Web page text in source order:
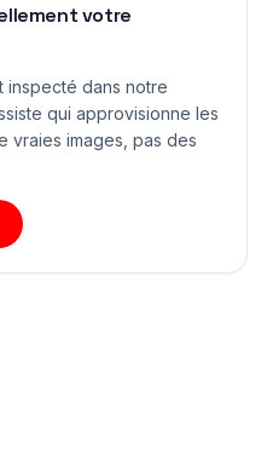
votre
inspecté dans notre
qui approvisionne les
vraies images, pas des